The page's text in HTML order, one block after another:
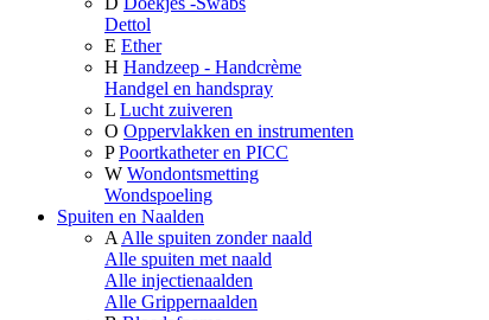
Dettol
E Ether
H Handzeep - Handcrème
Handgel en handspray
L Lucht zuiveren
O Oppervlakken en instrumenten
P Poortkatheter en PICC
W Wondontsmetting
Wondspoeling
Spuiten en Naalden
A Alle spuiten zonder naald
Alle spuiten met naald
Alle injectienaalden
Alle Grippernaalden